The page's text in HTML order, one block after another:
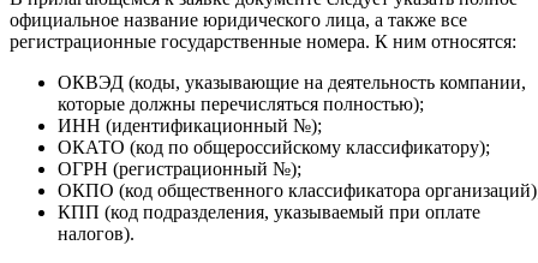
официальное название юридического лица, а также все
регистрационные государственные номера. К ним относятся:
ОКВЭД (коды, указывающие на деятельность компании,
которые должны перечисляться полностью);
ИНН (идентификационный №);
ОКАТО (код по общероссийскому классификатору);
ОГРН (регистрационный №);
ОКПО (код общественного классификатора
КПП (код подразделения, указываемый при оплате
налогов).